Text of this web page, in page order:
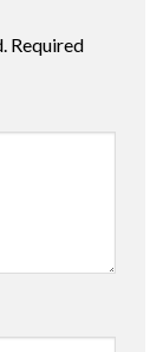
Required